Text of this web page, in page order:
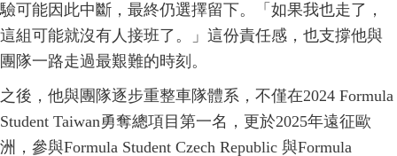
驗可能因此中斷，最終仍選擇留下。「如果我也走了，
這組可能就沒有人接班了。」這份責任感，也支撐他與
團隊一路走過最艱難的時刻。
之後，他與團隊逐步重整車隊體系，不僅在2024 Formula
Student Taiwan勇奪總項目第一名，更於2025年遠征歐
洲，參與Formula Student Czech Republic 與Formula